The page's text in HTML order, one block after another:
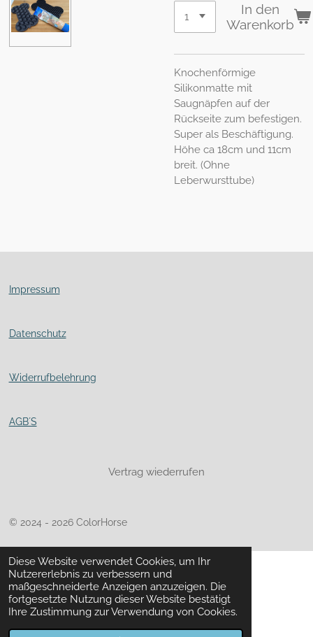
Diese Website verwendet Cookies, um Ihr
Nutzererlebnis zu verbessern und
maßgeschneiderte Anzeigen anzuzeigen. Die
fortgesetzte Nutzung dieser Website bestätigt
Ihre Zustimmung zur Verwendung von Cookies.
In den
Warenkorb
Knochenförmige
Silikonmatte mit
Saugnäpfen auf der
Rückseite zum befestigen.
Super als Beschäftigung.
Höhe ca 18cm und 11cm
breit. (Ohne
Leberwursttube)
Impressum
Datenschutz
Widerrufbelehrung
AGB´S
Vertrag wiederrufen
© 2024 - 2026 ColorHorse